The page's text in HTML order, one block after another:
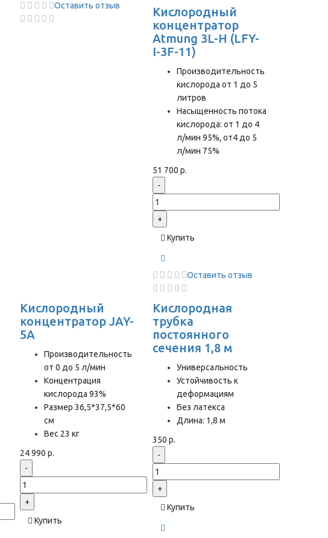
Оставить отзыв
Кислородный
концентратор
Atmung 3L-H (LFY-
I-3F-11)
Производительность
кислорода от 1 до 5
литров
Насыщенность потока
кислорода: от 1 до 4
л/мин 95%, от4 до 5
л/мин 75%
51 700 р.
-
+
Купить
Оставить отзыв
Кислородный
концентратор JAY-
5A
Производительность
от 0 до 5 л/мин
Концентрация
кислорода 93%
Размер 36,5*37,5*60
см
Вес 23 кг
24 990 р.
-
+
Купить
Кислородная
трубка
постоянного
сечения 1,8 м
Универсальность
Устойчивость к
деформациям
Без латекса
Длина: 1,8 м
350 р.
-
+
Купить